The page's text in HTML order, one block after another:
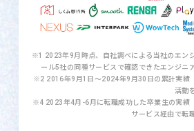
※1 2023年9月時点、自社調べによる当社のエン
ール5社の同種サービスで確認できたエンジニ
※2 2016年9月1日〜2024年9月30日の累計実
活動
※4 2023年4月-6月に転職成功した卒業生の実
サービス経由で転